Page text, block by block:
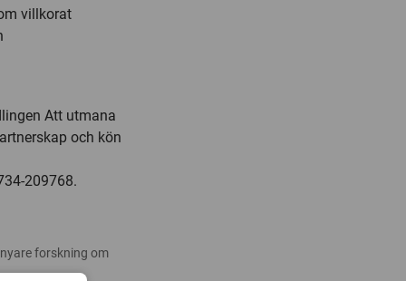
villkorat
Att utmana
och kön
209768.
forskning om